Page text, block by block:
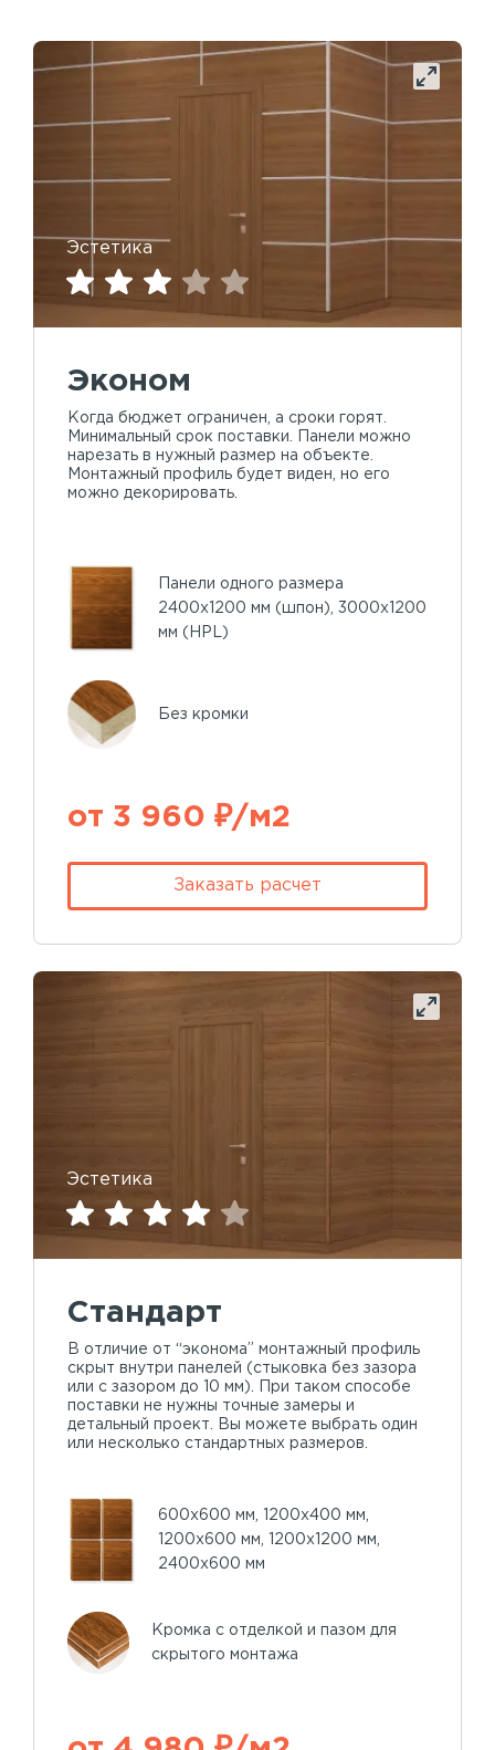
Эстетика
Эконом
Когда бюджет ограничен, а сроки горят.
Минимальный срок поставки. Панели можно
нарезать в нужный размер на объекте.
Монтажный профиль будет виден, но его
можно декорировать.
Панели одного размера
2400х1200 мм (шпон), 3000х1200
мм (HPL)
Без кромки
от 3 960 ₽/м2
Заказать расчет
Эстетика
Стандарт
В отличие от “эконома” монтажный профиль
скрыт внутри панелей (стыковка без зазора
или с зазором до 10 мм). При таком способе
поставки не нужны точные замеры и
детальный проект. Вы можете выбрать один
или несколько стандартных размеров.
600х600 мм, 1200х400 мм,
1200х600 мм, 1200х1200 мм,
2400х600 мм
Кромка с отделкой и пазом для
скрытого монтажа